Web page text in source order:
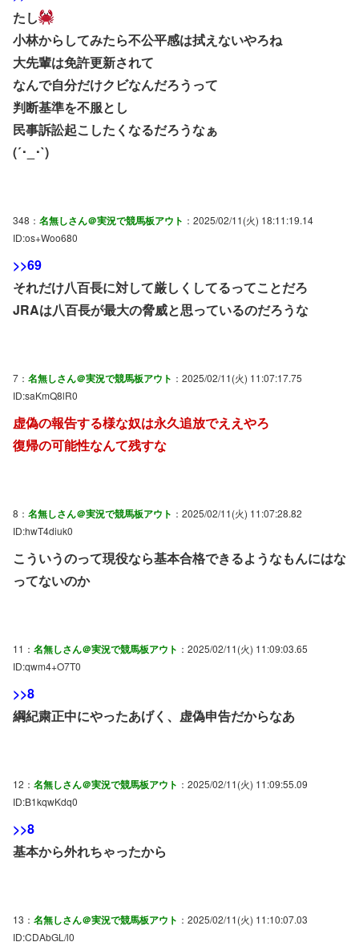
たし
小林からしてみたら不公平感は拭えないやろね
大先輩は免許更新されて
なんで自分だけクビなんだろうって
判断基準を不服とし
民事訴訟起こしたくなるだろうなぁ
(´･_･`)
348： 名無しさん＠実況で競馬板アウト ：2025/02/11(火) 18:11:19.14
ID:os+Woo680
>>69
それだけ八百長に対して厳しくしてるってことだろ
JRAは八百長が最大の脅威と思っているのだろうな
7： 名無しさん＠実況で競馬板アウト ：2025/02/11(火) 11:07:17.75
ID:saKmQ8lR0
虚偽の報告する様な奴は永久追放でええやろ
復帰の可能性なんて残すな
8： 名無しさん＠実況で競馬板アウト ：2025/02/11(火) 11:07:28.82
ID:hwT4diuk0
こういうのって現役なら基本合格できるようなもんにはな
ってないのか
11： 名無しさん＠実況で競馬板アウト ：2025/02/11(火) 11:09:03.65
ID:qwm4+O7T0
>>8
綱紀粛正中にやったあげく、虚偽申告だからなあ
12： 名無しさん＠実況で競馬板アウト ：2025/02/11(火) 11:09:55.09
ID:B1kqwKdq0
>>8
基本から外れちゃったから
13： 名無しさん＠実況で競馬板アウト ：2025/02/11(火) 11:10:07.03
ID:CDAbGL/l0